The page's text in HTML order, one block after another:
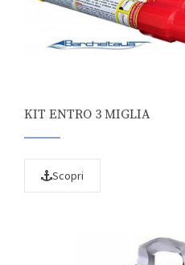
KIT ENTRO 3 MIGLIA
Scopri